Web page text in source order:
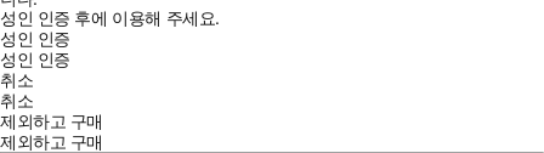
성인 인증 후에 이용해 주세요.
성인 인증
성인 인증
취소
취소
제외하고 구매
제외하고 구매